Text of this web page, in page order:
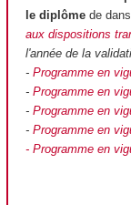
le diplôme de
aux dispositions
l'année de la
- Programme en
- Programme en
- Programme en
- Programme en
- Programme en